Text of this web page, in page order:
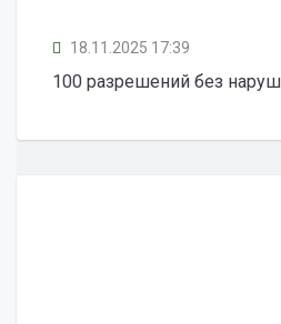
18.11.2025 17:39
100 разрешений без